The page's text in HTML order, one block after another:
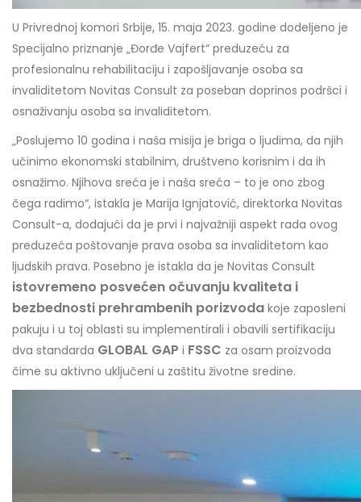
U Privrednoj komori Srbije, 15. maja 2023. godine dodeljeno je
Specijalno priznanje „Đorđe Vajfert“ preduzeću za
profesionalnu rehabilitaciju i zapošljavanje osoba sa
invaliditetom Novitas Consult za poseban doprinos podršci i
osnaživanju osoba sa invaliditetom.
„Poslujemo 10 godina i naša misija je briga o ljudima, da njih
učinimo ekonomski stabilnim, društveno korisnim i da ih
osnažimo. Njihova sreća je i naša sreća – to je ono zbog
čega radimo“, istakla je Marija Ignjatović, direktorka Novitas
Consult-a, dodajući da je prvi i najvažniji aspekt rada ovog
preduzeća poštovanje prava osoba sa invaliditetom kao
ljudskih prava. Posebno je istakla da je Novitas Consult
istovremeno posvećen očuvanju kvaliteta i
bezbednosti prehrambenih porizvoda koje zaposleni
pakuju i u toj oblasti su implementirali i obavili sertifikaciju
dva standarda GLOBAL GAP i FSSC za osam proizvoda
čime su aktivno uključeni u zaštitu životne sredine.